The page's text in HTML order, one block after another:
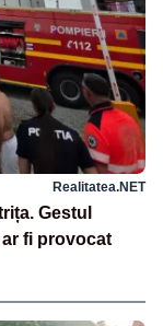
Realitatea.NET
Gestul
fi provocat